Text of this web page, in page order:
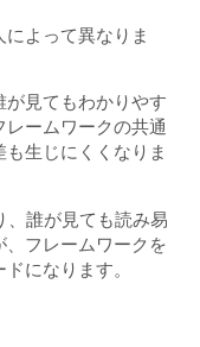
よって異なりま
見てもわかりやす
ームワークの共通
生じにくくなりま
、誰が見ても読み易
、フレームワークを
になります。